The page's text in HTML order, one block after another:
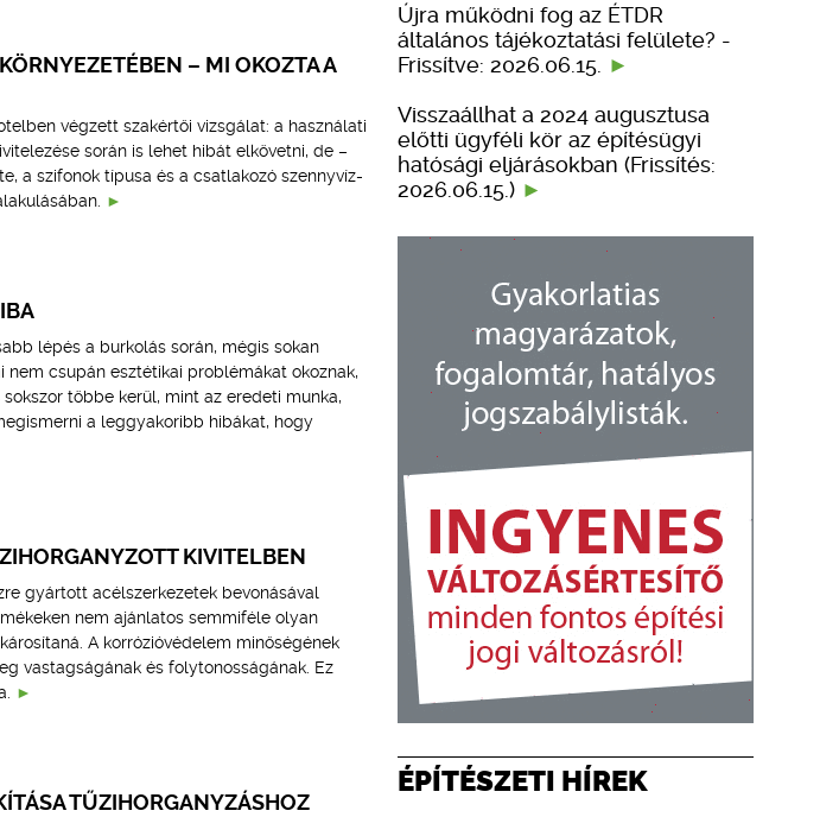
– MI OKOZTA A
végzett szakértői vizsgálat: a használati
során is lehet hibát elkövetni, de –
a szifonok típusa és a csatlakozó szennyvíz-
lépés a burkolás során, mégis sokan
csupán esztétikai problémákat okoznak,
többe kerül, mint az eredeti munka,
a leggyakoribb hibákat, hogy
KIVITELBEN
gyártott acélszerkezetek bevonásával
nem ajánlatos semmiféle olyan
A korrózióvédelem minőségének
vastagságának és folytonosságának. Ez
TŰZIHORGANYZÁSHOZ
Újra működni fog az ÉTDR
általános tájékoztatási felülete? -
Frissítve: 2026.06.15.
Visszaállhat a 2024 augusztusa
előtti ügyféli kör az építésügyi
hatósági eljárásokban (Frissítés:
2026.06.15.)
ÉPÍTÉSZETI HÍREK